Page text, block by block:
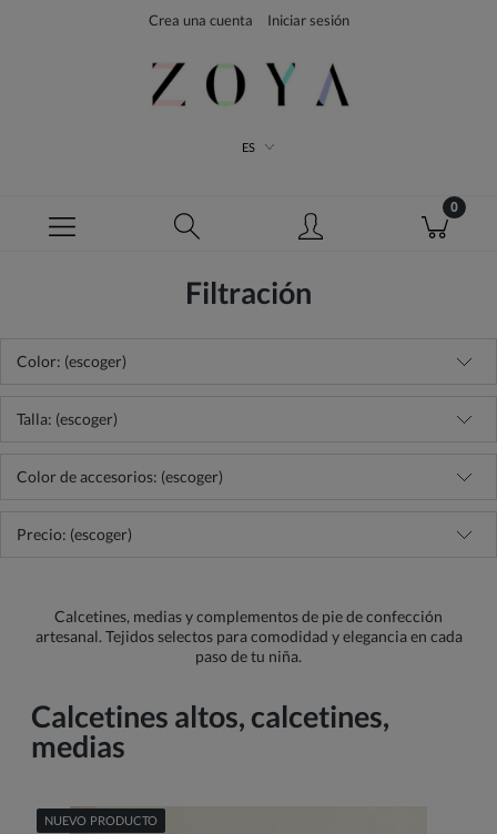
Crea una cuenta Iniciar sesión
ES
Filtración
Color: (escoger)
Talla: (escoger)
Color de accesorios: (escoger)
Precio: (escoger)
Calcetines, medias y complementos de pie de confección
artesanal. Tejidos selectos para comodidad y elegancia en cada
paso de tu niña.
Calcetines altos, calcetines,
medias
NUEVO PRODUCTO